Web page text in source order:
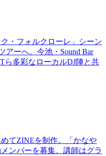
・フォルクローレ」シーン
アーへ。今池・Sound Bar
ら多彩なローカルDJ陣と共
てZINEを制作。「かなや
ンバーを募集。講師はグラ